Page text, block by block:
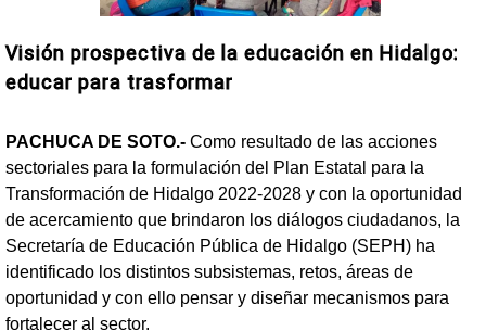
Visión prospectiva de la educación en Hidalgo:
educar para trasformar
PACHUCA DE SOTO.- Como resultado de las acciones
sectoriales para la formulación del Plan Estatal para la
Transformación de Hidalgo 2022-2028 y con la oportunidad
de acercamiento que brindaron los diálogos ciudadanos, la
Secretaría de Educación Pública de Hidalgo (SEPH) ha
identificado los distintos subsistemas, retos, áreas de
oportunidad y con ello pensar y diseñar mecanismos para
fortalecer al sector.